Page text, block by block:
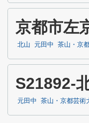
京都市左
北山 元田中 茶山・京
S21892-
元田中 茶山・京都芸術